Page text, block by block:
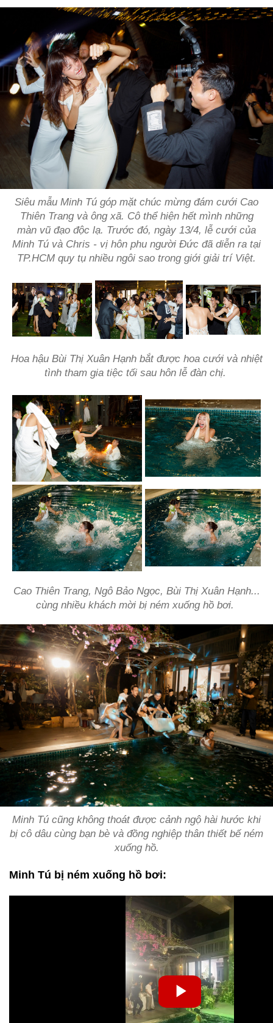
Siêu mẫu Minh Tú góp mặt chúc mừng đám cưới Cao
Thiên Trang và ông xã. Cô thể hiện hết mình những
màn vũ đạo độc lạ. Trước đó, ngày 13/4, lễ cưới của
Minh Tú và Chris - vị hôn phu người Đức đã diễn ra tại
TP.HCM quy tụ nhiều ngôi sao trong giới giải trí Việt.
Hoa hậu Bùi Thị Xuân Hạnh bắt được hoa cưới và nhiệt
tình tham gia tiệc tối sau hôn lễ đàn chị.
Cao Thiên Trang, Ngô Bảo Ngọc, Bùi Thị Xuân Hạnh...
cùng nhiều khách mời bị ném xuống hồ bơi.
Minh Tú cũng không thoát được cảnh ngộ hài hước khi
bị cô dâu cùng bạn bè và đồng nghiệp thân thiết bế ném
xuống hồ.
Minh Tú bị ném xuống hồ bơi: